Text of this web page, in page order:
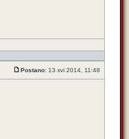
Postano: 13 svi 2014, 11:48